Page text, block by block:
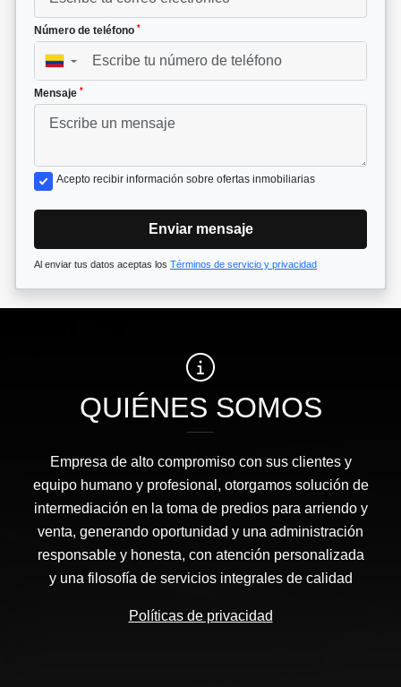
Número de teléfono *
▼
Mensaje *
Acepto recibir información sobre ofertas inmobiliarias
Enviar mensaje
Al enviar tus datos aceptas los Términos de servicio y privacidad
QUIÉNES SOMOS
Empresa de alto compromiso con sus clientes y
equipo humano y profesional, otorgamos solución de
intermediación en la toma de predios para arriendo y
venta, generando oportunidad y una administración
responsable y honesta, con atención personalizada
y una filosofía de servicios integrales de calidad
Políticas de privacidad